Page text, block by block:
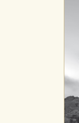
áreas de
Estas
de
nuestro
servicios
vez que
tanto, es
Cookies